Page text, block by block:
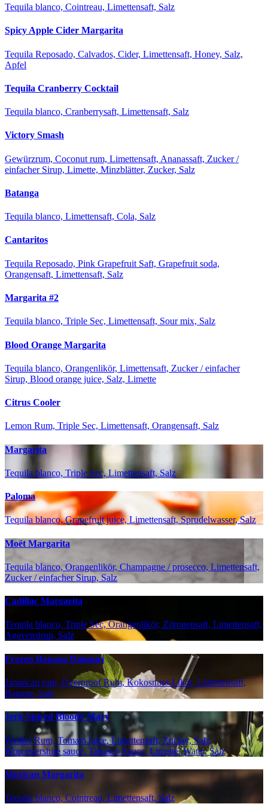
Tequila blanco, Cointreau, Limettensaft, Salz
Spicy Apple Cider Margarita
Tequila Reposado, Calvados, Cider, Limettensaft, Honey, Salz,
Apfel
Tequila Cranberry Cocktail
Tequila blanco, Cranberrysaft, Limettensaft, Salz
Victory Smash
Gewürzrum, Coconut rum, Limettensaft, Ananassaft, Zucker /
einfacher Sirup, Limette, Minzblätter, Zucker, Salz
Batanga
Tequila blanco, Limettensaft, Cola, Salz
Cantaritos
Tequila Reposado, Pink Grapefruit Saft, Grapefruit soda,
Orangensaft, Limettensaft, Salz
Margarita #2
Tequila blanco, Triple Sec, Limettensaft, Sour mix, Salz
Blood Orange Margarita
Tequila blanco, Orangenlikör, Limettensaft, Zucker / einfacher
Sirup, Blood orange juice, Salz, Limette
Citrus Cooler
Lemon Rum, Triple Sec, Limettensaft, Orangensaft, Salz
Margarita
Tequila blanco, Triple Sec, Limettensaft, Salz
Paloma
Tequila blanco, Grapefruit juice, Limettensaft, Sprudelwasser, Salz
Moët Margarita
Tequila blanco, Orangenlikör, Champagne / prosecco, Limettensaft,
Zucker / einfacher Sirup, Salz
Cadillac Margarita
Tequila blanco, Triple Sec, Orangenlikör, Zitronensaft, Limettensaft,
Agavensirup, Salz
Frozen Banana Daiquiri
Jamaican rum, Overproof Rum, Kokosnuss-Likör, Limettensaft,
Banane, Salz
Jerk-Spiced Bloody Mary
Weißer Rum, Tomato juice, Limettensaft, Zucker, Salz,
Worcestershire sauce, Tabasco Sauce, Limette, Water, Salz
Mexican Margarita
Tequila blanco, Cointreau, Limettensaft, Salz